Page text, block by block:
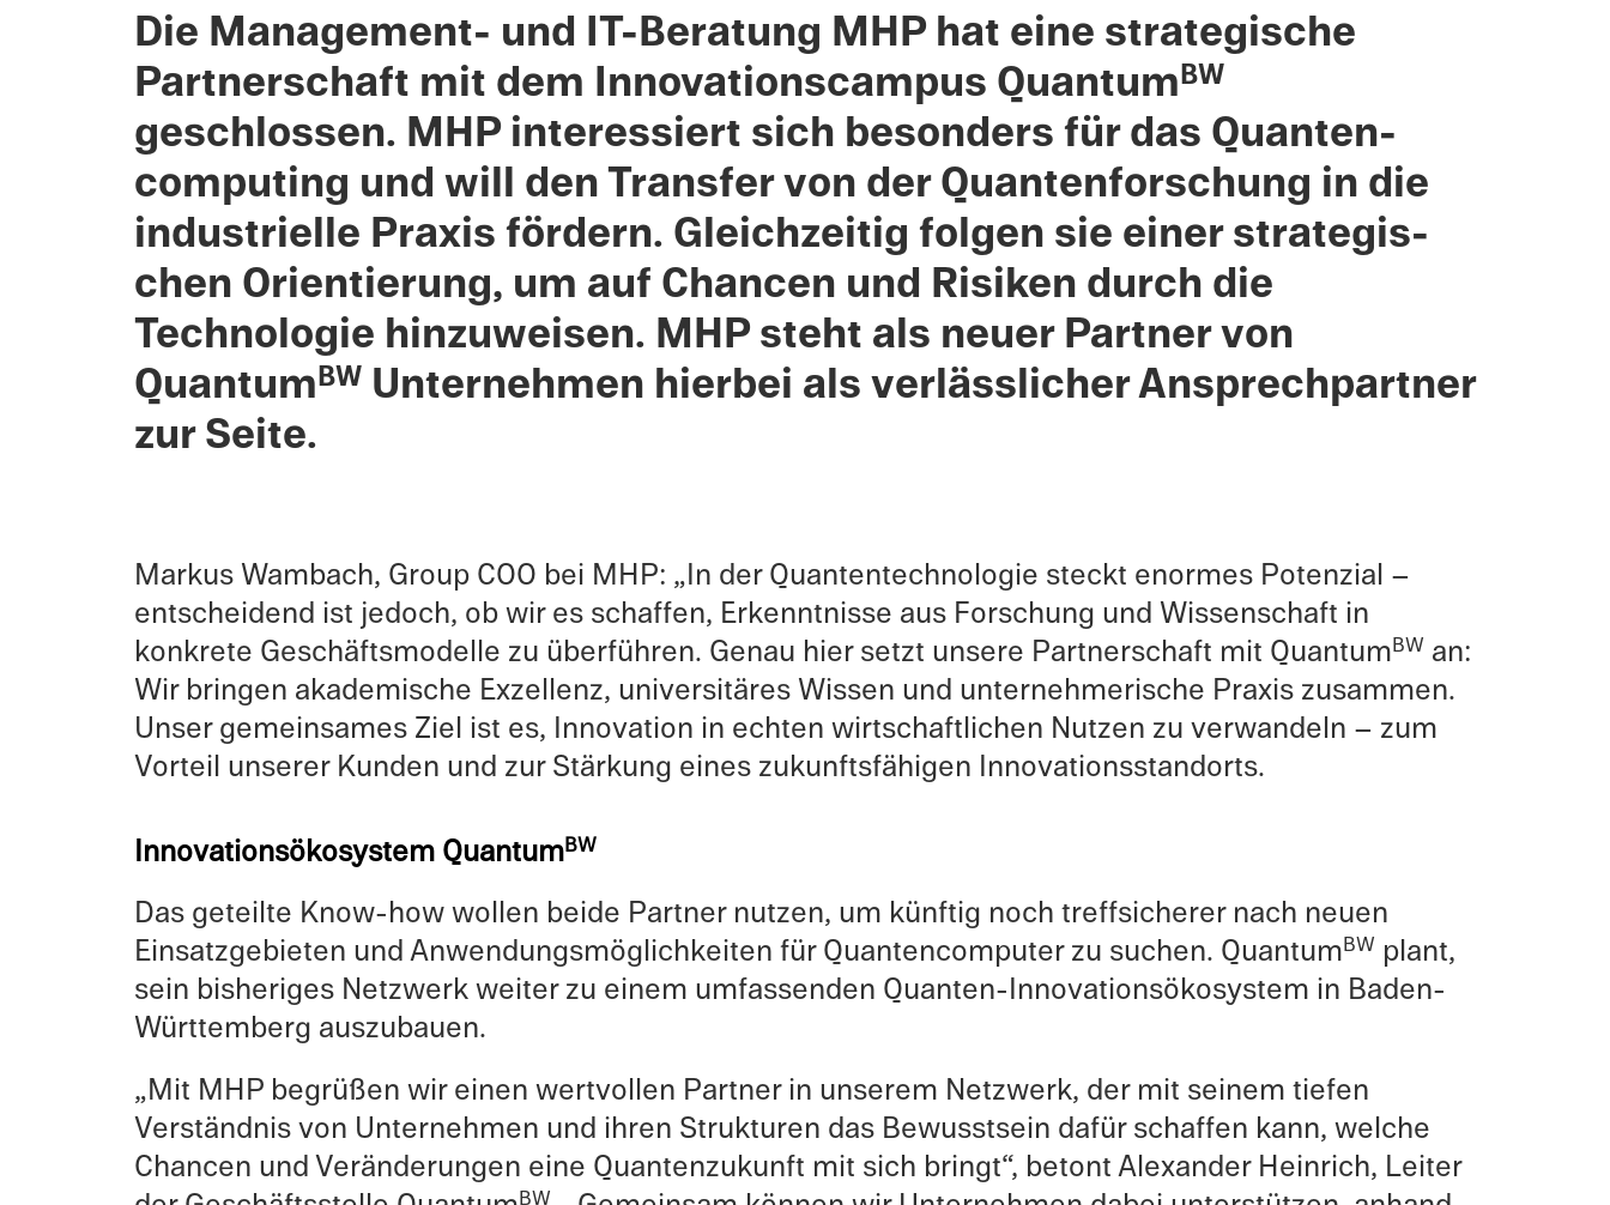
Die Management- und IT-Beratung MHP hat eine strate­gis­che
Partner­schaft mit dem Innova­tion­scam­pus QuantumBW
geschlossen. MHP inter­essiert sich beson­ders für das Quanten­
computing und will den Trans­fer von der Quanten­forschung in die
indus­trielle Praxis fördern. Gleichzeitig folgen sie einer strate­gis­
chen Orien­tierung, um auf Chancen und Risiken durch die
Technolo­gie hinzuweisen. MHP steht als neuer Partner von
QuantumBWUnternehmen hierbei als verlässlicher Ansprech­part­ner
zur Seite.
Markus Wambach, Group COO bei MHP: „In der Quanten­technologie steckt enormes Poten­zial –
entschei­dend ist jedoch, ob wir es schaf­fen, Erken­nt­nisse aus Forschung und Wissen­schaft in
konkrete Geschäftsmod­elle zu überführen. Genau hier setzt unsere Partner­schaft mit QuantumBW an:
Wir bringen akademis­che Exzel­lenz, univer­sitäres Wissen und unternehmerische Praxis zusam­men.
Unser gemein­sames Ziel ist es, Innova­tion in echten wirtschaftlichen Nutzen zu verwan­deln – zum
Vorteil unserer Kunden und zur Stärkung eines zukun­fts­fähi­gen Innova­tion­s­stan­dorts.
Innova­tion­sökosys­tem QuantumBW
Das geteilte Know-how wollen beide Partner nutzen, um künftig noch treff­sicherer nach neuen
Einsatzge­bi­eten und Anwen­dungsmöglichkeiten für Quanten­com­puter zu suchen. QuantumBW plant,
sein bisheriges Netzw­erk weiter zu einem umfassenden Quanten-Innovationsökosystem in Baden-
Württemberg auszubauen.
„Mit MHP begrüßen wir einen wertvollen Partner in unserem Netzw­erk, der mit seinem tiefen
Verständ­nis von Unternehmen und ihren Struk­turen das Bewusst­sein dafür schaf­fen kann, welche
Chancen und Verän­derun­gen eine Quanten­zukunft mit sich bringt“, betont Alexan­der Heinrich, Leiter
BW